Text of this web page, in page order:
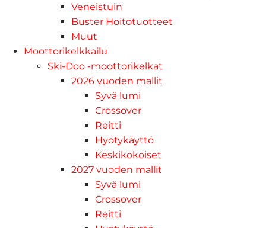
Veneistuin
Buster Hoitotuotteet
Muut
Moottorikelkkailu
Ski-Doo -moottorikelkat
2026 vuoden mallit
Syvä lumi
Crossover
Reitti
Hyötykäyttö
Keskikokoiset
2027 vuoden mallit
Syvä lumi
Crossover
Reitti